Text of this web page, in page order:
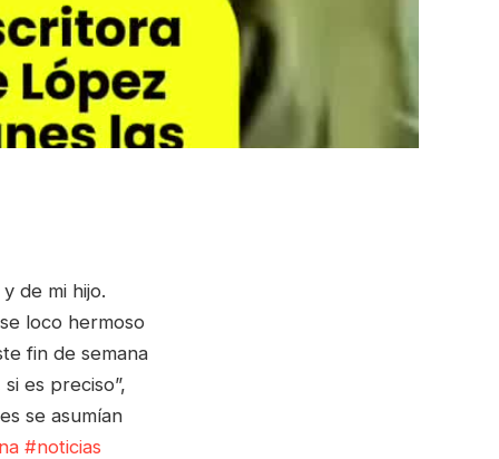
de mi hijo.
loco hermoso
fin de semana
es preciso”,
se asumían
#noticias